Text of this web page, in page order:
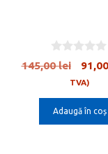
0
o
f
5
145,00lei
Prețul
inițial
a
fost:
91,00
TVA)
Adaugă în coș